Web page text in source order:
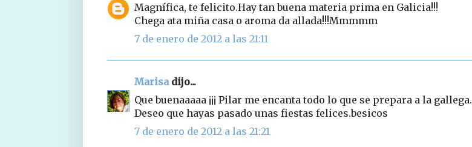
Magnífica, te felicito.Hay tan buena materia prima en Galicia!!!
Chega ata miña casa o aroma da allada!!!Mmmmm
7 de enero de 2012 a las 21:11
Marisadijo...
Que buenaaaaa ¡¡¡ Pilar me encanta todo lo que se prepara a la gallega.
Deseo que hayas pasado unas fiestas felices.besicos
7 de enero de 2012 a las 21:21